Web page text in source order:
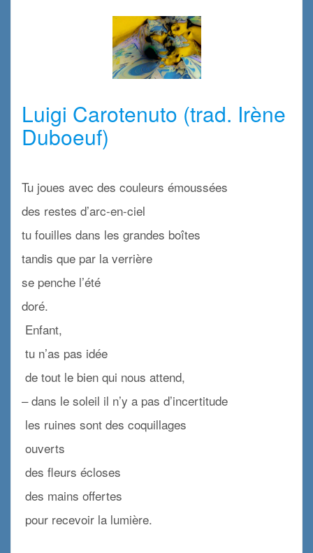
Luigi Carotenuto (trad. Irène
Duboeuf)
Tu joues avec des couleurs émoussées
des restes d’arc-en-ciel
tu fouilles dans les grandes boîtes
tandis que par la verrière
se penche l’été
doré.
Enfant,
tu n’as pas idée
de tout le bien qui nous attend,
– dans le soleil il n’y a pas d’incertitude
les ruines sont des coquillages
ouverts
des fleurs écloses
des mains offertes
pour recevoir la lumière.